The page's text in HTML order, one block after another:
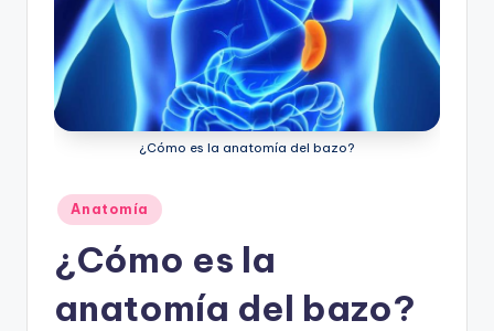
¿Cómo es la anatomía del bazo?
Publicado
en
Anatomía
¿Cómo es la
anatomía del bazo?